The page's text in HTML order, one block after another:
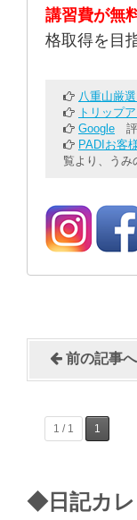
講習費が無
格取得を目
八重山厳
トリップ
Google 評
PADIお客
覧より、うみ
前の記事へ
1 / 1 1
◆日記カレ